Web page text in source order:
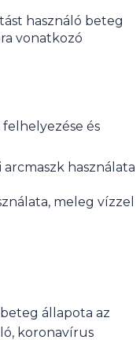
használó beteg
vonatkozó
és
használata
meleg vízzel
állapota az
koronavírus